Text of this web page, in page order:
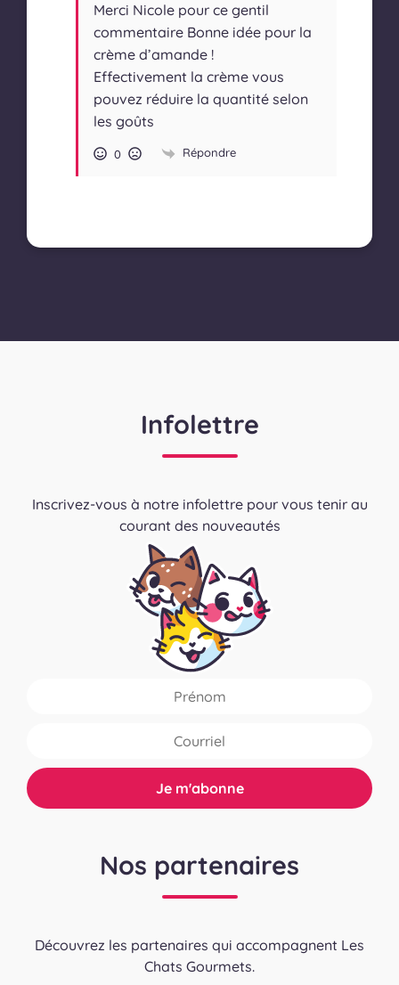
Merci Nicole pour ce gentil
commentaire Bonne idée pour la
crème d’amande !
Effectivement la crème vous
pouvez réduire la quantité selon
les goûts
0 Répondre
Infolettre
Inscrivez-vous à notre infolettre pour vous tenir au
courant des nouveautés
Nos partenaires
Découvrez les partenaires qui accompagnent Les
Chats Gourmets.